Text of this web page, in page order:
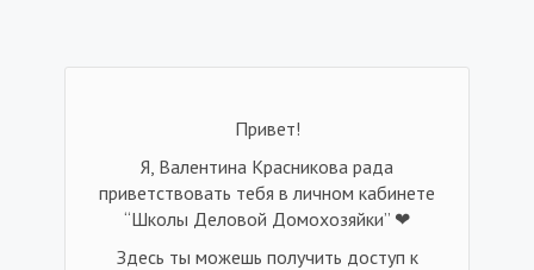
Привет!
Я, Валентина Красникова рада
приветствовать тебя в личном кабинете
“Школы Деловой Домохозяйки” ❤
Здесь ты можешь получить доступ к